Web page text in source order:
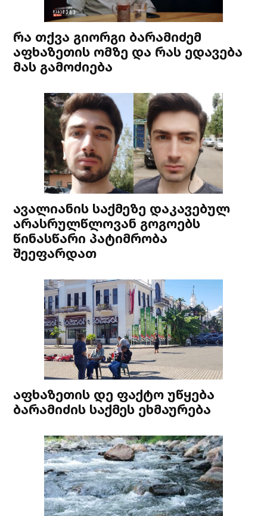
რა თქვა გიორგი ბარამიძემ
აფხაზეთის ომზე და რას ედავება
მას გამოძიება
ავალიანის საქმეზე დაკავებულ
არასრულწლოვან გოგოებს
წინასწარი პატიმრობა
შეეფარდათ
აფხაზეთის დე ფაქტო უწყება
ბარამიძის საქმეს ეხმაურება